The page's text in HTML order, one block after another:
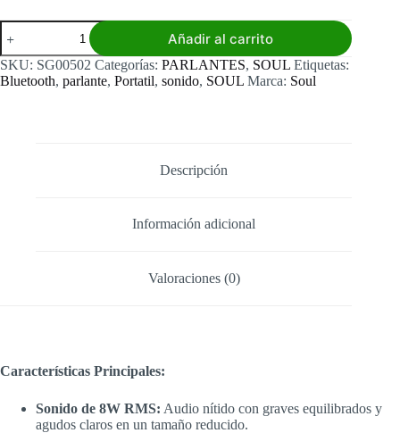
Parlante
Soul
XK50
8W
cantidad
Añadir al carrito
SKU: SG00502 Categorías: PARLANTES, SOUL Etiquetas:
Bluetooth, parlante, Portatil, sonido, SOUL Marca: Soul
Descripción
Información adicional
Valoraciones (0)
Características Principales:
Sonido de 8W RMS: Audio nítido con graves equilibrados y
agudos claros en un tamaño reducido.